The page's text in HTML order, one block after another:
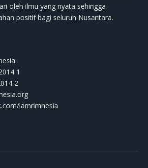
oleh ilmu yang nyata sehingga
positif bagi seluruh Nusantara.
1
2
lamrimnesia